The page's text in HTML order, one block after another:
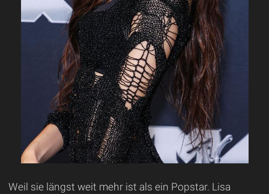
Weil sie längst weit mehr ist als ein Popstar. Lisa